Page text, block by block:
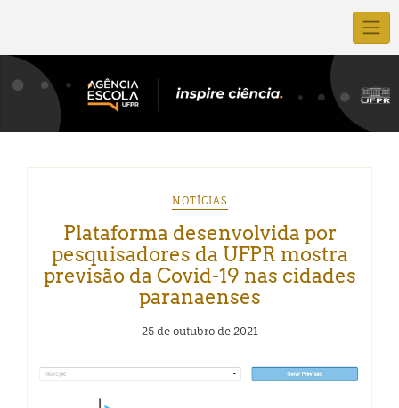
NOTÍCIAS
Plataforma desenvolvida por
pesquisadores da UFPR mostra
previsão da Covid-19 nas cidades
paranaenses
25 de outubro de 2021